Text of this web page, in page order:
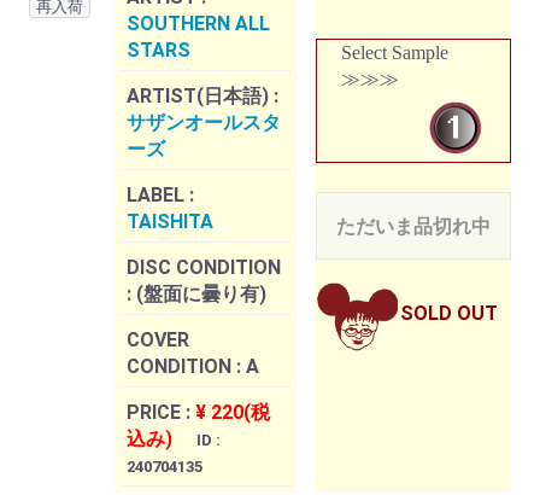
再入荷
SOUTHERN ALL
STARS
ARTIST(日本語) :
サザンオールスタ
ーズ
LABEL :
TAISHITA
DISC CONDITION
: (盤面に曇り有)
COVER
CONDITION : A
PRICE : ¥ 220(税
込み)
ID :
240704135
Select Sample
≫≫≫
ただいま品切れ中
SOLD OUT